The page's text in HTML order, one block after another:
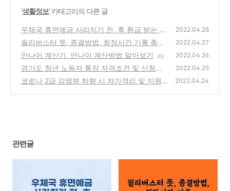
'생활정보' 카테고리의 다른 글
우체국 휴면예금 사라지기 전, 후 환급 받는 방
법
(0)
2022.04.28
필리버스터 뜻, 종결방법, 최장시간 기록 총정
리
(0)
2022.04.27
만나이 계산기, 만나이 계산방법 알아보기 (0) 2022.04.26
경기도 청년 노동자 통장 자격조건 및 신청자
격
(2)
2022.04.25
코로나 2급 감염병 하향 시 자가격리 및 지원
2022.04.24
관련글